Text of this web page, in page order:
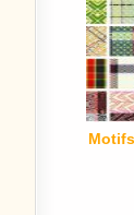
Motifs